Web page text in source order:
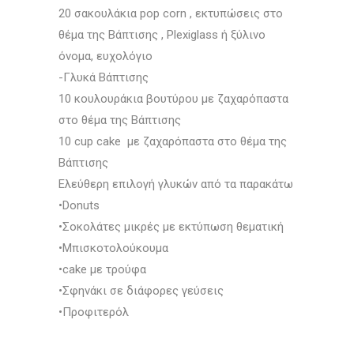
20 σακουλάκια pop corn , εκτυπώσεις στο
θέμα της Βάπτισης , Plexiglass ή ξύλινο
όνομα, ευχολόγιο
-Γλυκά Βάπτισης
10 κουλουράκια βουτύρου με ζαχαρόπαστα
στο θέμα της Βάπτισης
10 cup cake με ζαχαρόπαστα στο θέμα της
Βάπτισης
Ελεύθερη επιλογή γλυκών από τα παρακάτω
•Donuts
•Σοκολάτες μικρές με εκτύπωση θεματική
•Μπισκοτολούκουμα
•cake με τρούφα
•Σφηνάκι σε διάφορες γεύσεις
•Προφιτερόλ